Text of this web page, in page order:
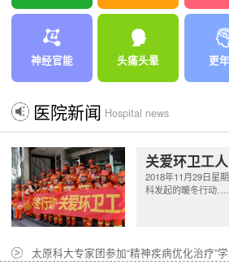
神经官能 头痛头晕 更
医院新闻 Hospital news
关爱环卫工
2018年11月29日星
科发起的暖冬行动
太原科大专家团参加“精神疾病优化治疗”